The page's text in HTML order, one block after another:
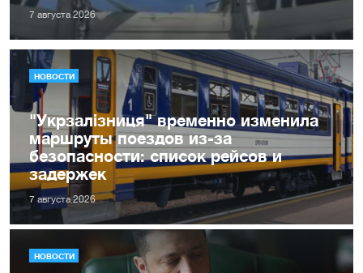
7 августа 2026
НОВОСТИ
"Укрзалізниця" временно изменила
маршруты поездов из-за
безопасности: список рейсов и
задержек
7 августа 2026
НОВОСТИ